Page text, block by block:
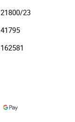
21800/23
41795
162581